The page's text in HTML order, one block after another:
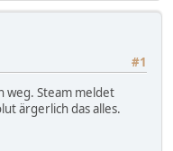
#1
weg. Steam meldet
ärgerlich das alles.